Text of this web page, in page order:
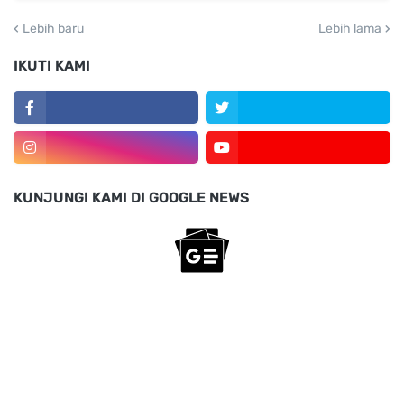
Lebih baru Lebih lama
IKUTI KAMI
KUNJUNGI KAMI DI GOOGLE NEWS